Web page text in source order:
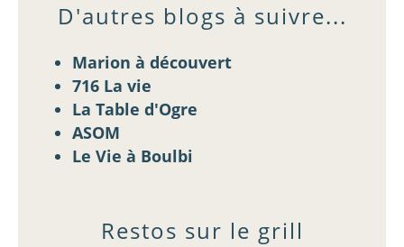
Restos sur le grill
D'autres blogs à suivre...
Marion à découvert
716 La vie
La Table d'Ogre
ASOM
Le Vie à Boulbi